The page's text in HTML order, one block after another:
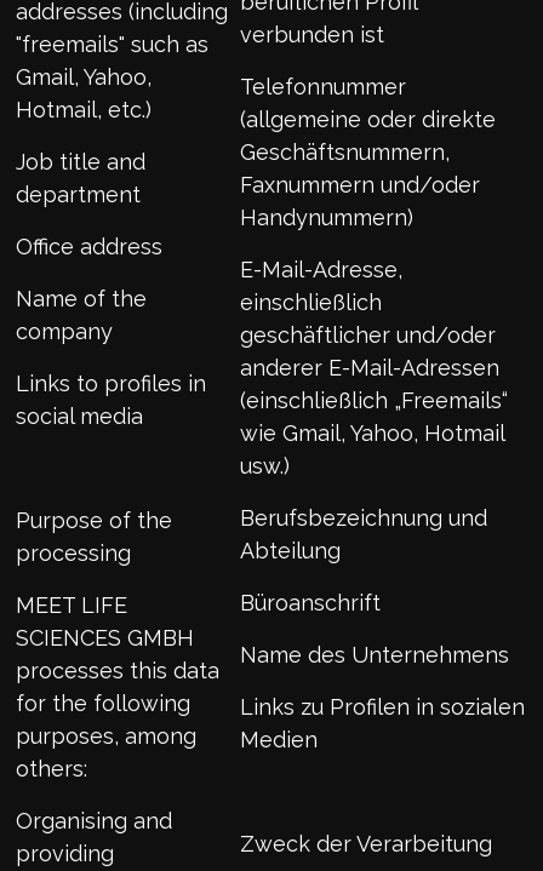
addresses (including
"freemails" such as
Gmail, Yahoo,
Hotmail, etc.)
Job title and
department
Office address
Name of the
company
Links to profiles in
social media
Purpose of the
processing
MEET LIFE
SCIENCES GMBH
processes this data
for the following
purposes, among
others:
Organising and
providing
verbunden ist
Telefonnummer
(allgemeine oder direkte
Geschäftsnummern,
Faxnummern und/oder
Handynummern)
E-Mail-Adresse,
einschließlich
geschäftlicher und/oder
anderer E-Mail-Adressen
(einschließlich „Freemails“
wie Gmail, Yahoo, Hotmail
usw.)
Berufsbezeichnung und
Abteilung
Büroanschrift
Name des Unternehmens
Links zu Profilen in sozialen
Medien
Zweck der Verarbeitung